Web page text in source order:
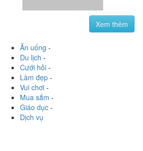
Xem thêm
Ăn uống -
Du lịch -
Cưới hỏi -
Làm đẹp -
Vui chơi -
Mua sắm -
Giáo dục -
Dịch vụ